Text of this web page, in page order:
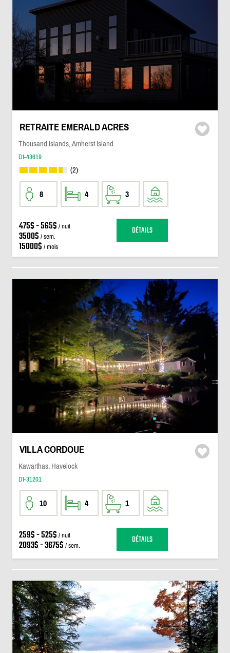
RETRAITE EMERALD ACRES
Thousand Islands, Amherst Island
DI-43619
(2)
8 4 3
475$ - 565$ / nuit
3500$ / sem.
15000$ / mois
DÉTAILS
VILLA CORDOUE
Kawarthas, Havelock
DI-31201
10 4 1
259$ - 525$ / nuit
2093$ - 3675$ / sem. DÉTAILS